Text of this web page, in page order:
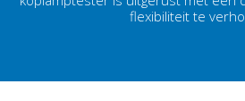
flexibiliteit te